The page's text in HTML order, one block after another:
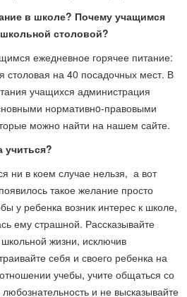
в школе? Почему учащимся
столовой?
ежедневное горячее питание:
столовая на 40 посадочных мест. В
учащихся администрация
нормативнo-правовыми
можно найти на нашем сайте.
учиться?
ни в коем случае нельзя, а вот
такое желание просто
у ребенка возник интерес к школе,
ему страшной. Рассказывайте
жизни, исключив
себя и своего ребенка на
учебы, учите общаться со
и не высказывайте